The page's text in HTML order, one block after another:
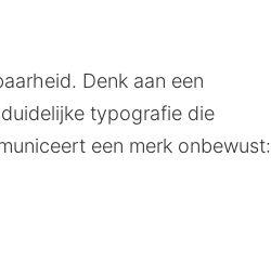
Denk aan een
typografie die
een merk onbewust: